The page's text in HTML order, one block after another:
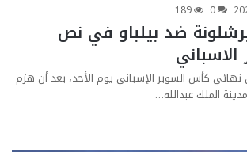
0
189
ضد بيلباو في نص
كأس السوبر الإسباني يوم الأحد، بعد أن هزم
الملك عبدالله…